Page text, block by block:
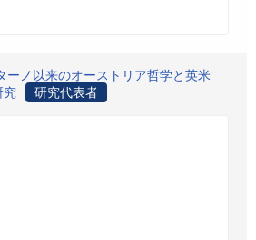
ーノ以来のオーストリア哲学と英米
究
研究代表者